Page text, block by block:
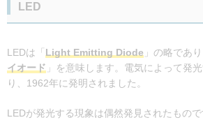
LED
LEDは「 Light Emitting Diode 」の略であ
イオード 」を意味します。電気によって発
り、1962年に発明されました。
LEDが発光する現象は偶然発見されたもの